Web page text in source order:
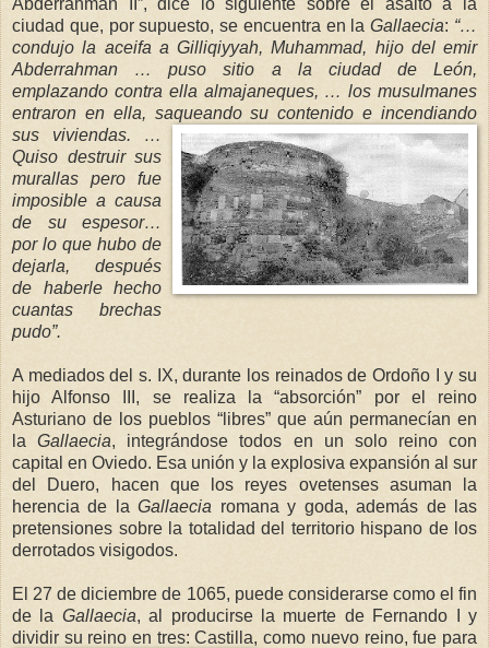
ciudad que, por supuesto, se encuentra en laGallaecia: “…
condujo la aceifa a Gilliqiyyah, Muhammad, hijo del emir
Abderrahman … puso sitio a la ciudad de León,
emplazando contra ella almajaneques, … los musulmanes
entraron en ella, saqueando su contenido e incendiando
sus viviendas. …
Quiso destruir sus
murallas pero fue
imposible a causa
de su espesor…
por lo que hubo de
dejarla, después
de haberle hecho
cuantas brechas
pudo”.
A mediados del s. IX, durante los reinados de Ordoño I y su
hijo Alfonso III, se realiza la “absorción” por el reino
Asturiano de los pueblos “libres” que aún permanecían en
la
Gallaecia, integrándose todos en un solo reino con
capital en Oviedo. Esa unión y la explosiva expansión al sur
del Duero, hacen que los reyes ovetenses asuman la
herencia de
laGallaecia romana y goda, además de las
pretensiones sobre la totalidad del territorio hispano de los
derrotados visigodos.
El 27 de diciembre de 1065, puede considerarse como el fin
de
la Gallaecia, al producirse la muerte de Fernando I y
dividir su reino en tres: Castilla, como nuevo reino, fue para